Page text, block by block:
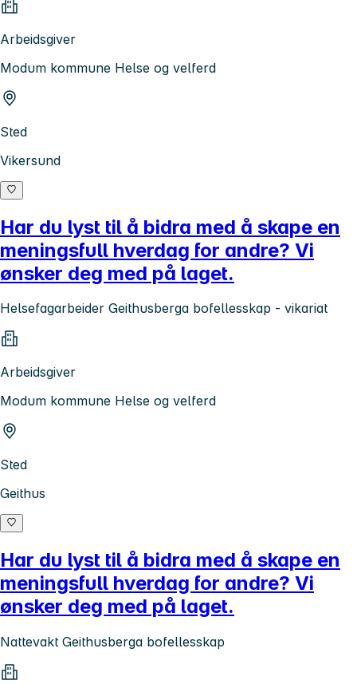
Arbeidsgiver
Modum kommune Helse og velferd
Sted
Vikersund
Har du lyst til å bidra med å skape en
meningsfull hverdag for andre? Vi
ønsker deg med på laget.
Helsefagarbeider Geithusberga bofellesskap - vikariat
Arbeidsgiver
Modum kommune Helse og velferd
Sted
Geithus
Har du lyst til å bidra med å skape en
meningsfull hverdag for andre? Vi
ønsker deg med på laget.
Nattevakt Geithusberga bofellesskap